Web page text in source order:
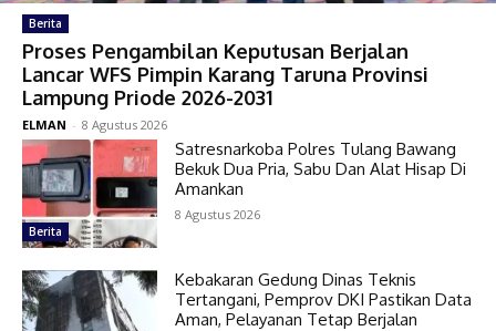
Berita
Proses Pengambilan Keputusan Berjalan
Lancar WFS Pimpin Karang Taruna Provinsi
Lampung Priode 2026-2031
ELMAN - 8 Agustus 2026
Berita
Satresnarkoba Polres Tulang Bawang
Bekuk Dua Pria, Sabu Dan Alat Hisap Di
Amankan
8 Agustus 2026
Kebakaran Gedung Dinas Teknis
Tertangani, Pemprov DKI Pastikan Data
Aman, Pelayanan Tetap Berjalan